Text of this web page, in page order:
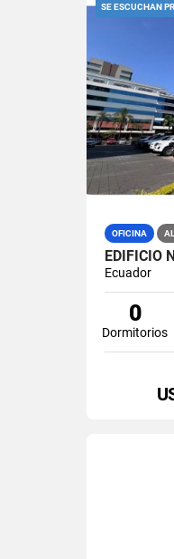
SE ESCUCHAN
OFICINA
Ecuador
0
Dormitorios